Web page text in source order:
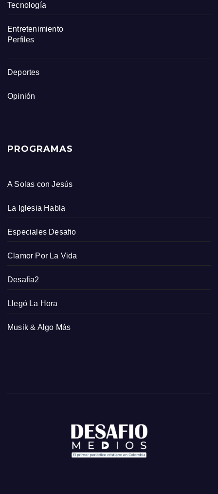
Tecnología
Entretenimiento
Perfiles
Deportes
Opinión
PROGRAMAS
A Solas con Jesús
La Iglesia Habla
Especiales Desafio
Clamor Por La Vida
Desafia2
Llegó La Hora
Musik & Algo Más